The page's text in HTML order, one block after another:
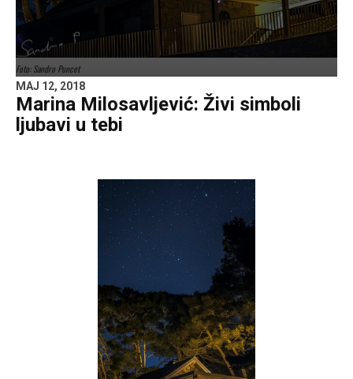
Foto: Sandro Puncet
MAJ 12, 2018
Marina Milosavljević: Živi simboli
ljubavi u tebi